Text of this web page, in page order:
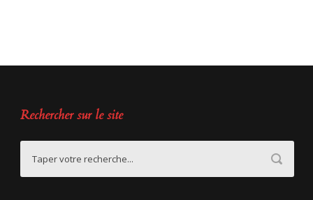
Rechercher sur le site